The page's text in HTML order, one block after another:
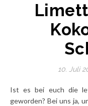
10. Juli
Ist es bei euch die letzten Tage auch wieder etwas kälter
geworden? Bei uns ja,